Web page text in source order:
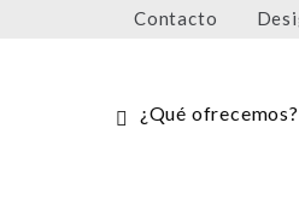
Contacto
¿Qué ofrecemos?